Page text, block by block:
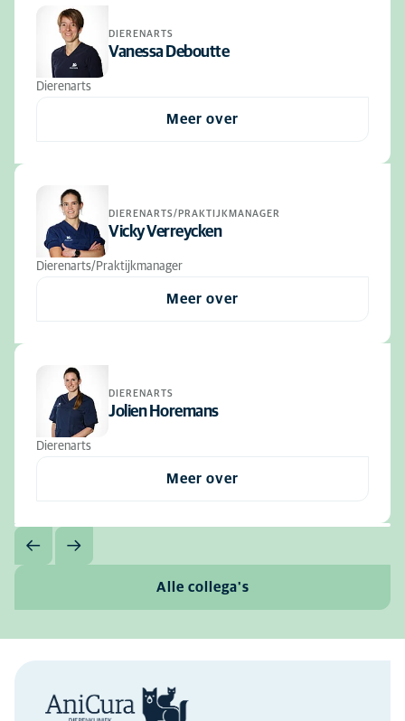
DIERENARTS
Vanessa Deboutte
Dierenarts
Meer over
DIERENARTS/PRAKTIJKMANAGER
Vicky Verreycken
Dierenarts/Praktijkmanager
Meer over
DIERENARTS
Jolien Horemans
Dierenarts
Meer over
Alle collega's